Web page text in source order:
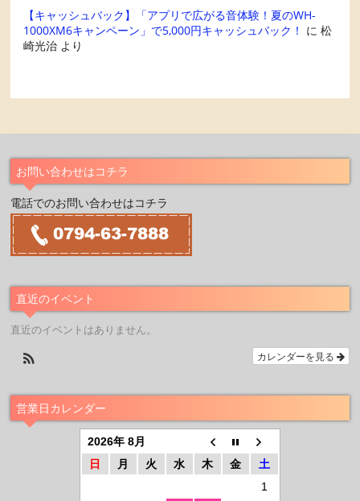
【キャッシュバック】「アプリで広がる音体験！夏のWH-
1000XM6キャンペーン」で5,000円キャッシュバック！ に松
崎光治 より
お問い合わせはコチラ
電話でのお問い合わせはコチラ
直近のイベント
直近のイベントはありません。
カレンダーを見る
営業日カレンダー
2026年 8月
日
月 火 水 木 金
土
1